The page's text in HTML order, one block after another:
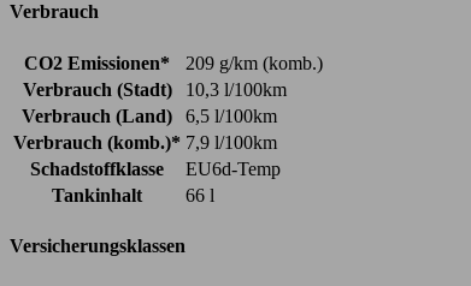
Verbrauch
CO2 Emissionen*
209 g/km (komb.)
Verbrauch (Stadt)
10,3 l/100km
Verbrauch (Land)
6,5 l/100km
Verbrauch (komb.)* 7,9 l/100km
Schadstoffklasse
EU6d-Temp
Tankinhalt
66 l
Versicherungsklassen